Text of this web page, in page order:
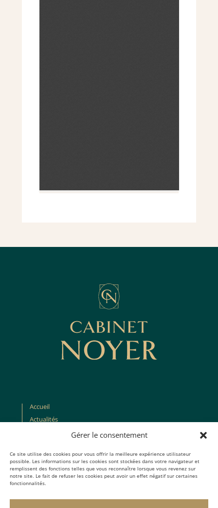
Gérer le consentement
Ce site utilise des cookies pour vous offrir la meilleure expérience utilisateur
possible. Les informations sur les cookies sont stockées dans votre navigateur et
remplissent des fonctions telles que vous reconnaître lorsque vous revenez sur
notre site. Le fait de refuser les cookies peut avoir un effet négatif sur certaines
fonctionnalités.
Accueil
Actualités
Contact
Cabinet Noyer